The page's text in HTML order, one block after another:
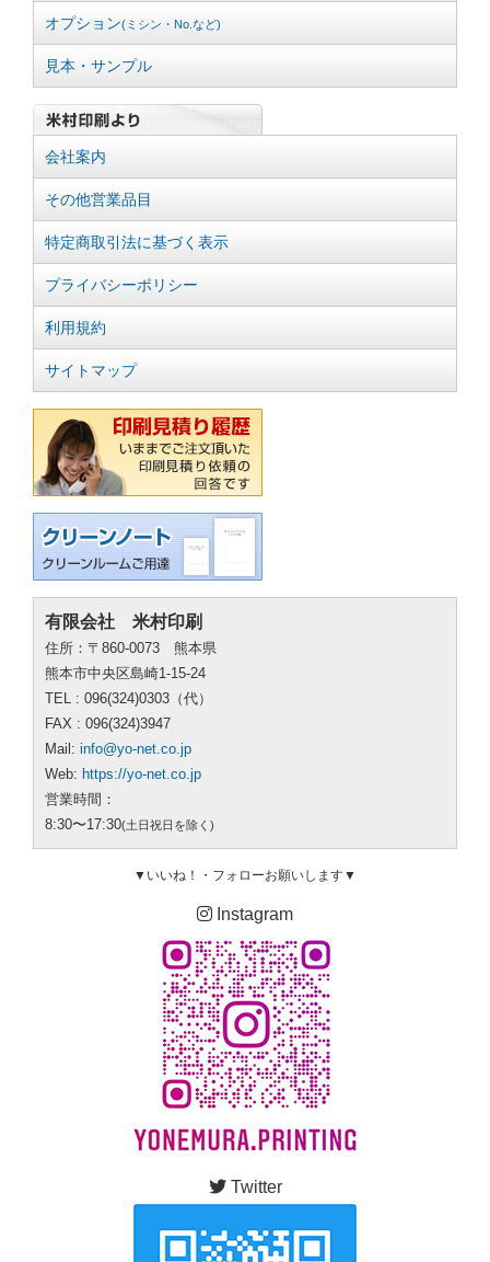
オプション(ミシン・No.など)
見本・サンプル
会社案内
その他営業品目
特定商取引法に基づく表示
プライバシーポリシー
利用規約
サイトマップ
有限会社 米村印刷
住所：〒860-0073 熊本県
熊本市中央区島崎1-15-24
TEL : 096(324)0303（代）
FAX : 096(324)3947
Mail: info@yo-net.co.jp
Web: https://yo-net.co.jp
営業時間：
8:30〜17:30(土日祝日を除く)
▼いいね！・フォローお願いします▼
Instagram
Twitter